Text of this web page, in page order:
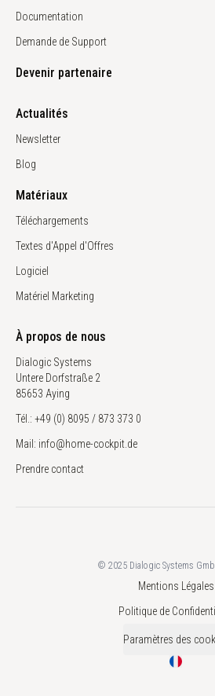
Documentation
Demande de Support
Devenir partenaire
Actualités
Newsletter
Blog
Matériaux
Téléchargements
Textes d'Appel d'Offres
Logiciel
Matériel Marketing
À propos de nous
Dialogic Systems
Untere Dorfstraße 2
85653 Aying
Tél.: +49 (0) 8095 / 873 373 0
Mail: info@home-cockpit.de
Prendre contact
© 2025 Dialogic Systems
Mentions Légales
Politique de
Paramètres des